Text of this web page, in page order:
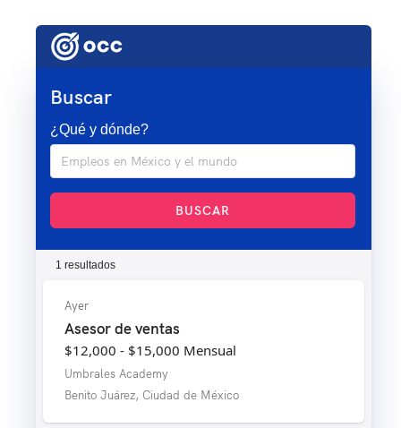
Buscar
¿Qué y dónde?
BUSCAR
1 resultados
Ayer
Asesor de ventas
$12,000 - $15,000 Mensual
Umbrales Academy
Benito Juárez, Ciudad de México